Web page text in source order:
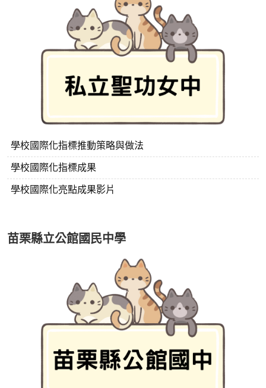
學校國際化指標推動策略與做法
學校國際化指標成果
學校國際化亮點成果影片
苗栗縣立公館國民中學